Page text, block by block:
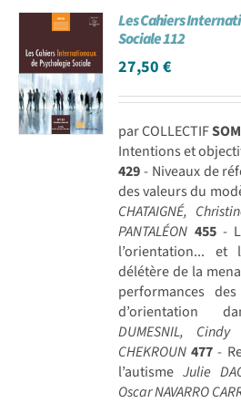
Les Cahiers
Sociale 112
27,50€
par COLLECTIF
Intentions et
429- Niveaux de
des valeurs du
CHATAIGNÉ,
PANTALÉON 455-
l’orientation...
délétère de la
performances
d’orientation
DUMESNIL, Cindy
CHEKROUN 477-
l’autisme Julie
Oscar NAVARRO